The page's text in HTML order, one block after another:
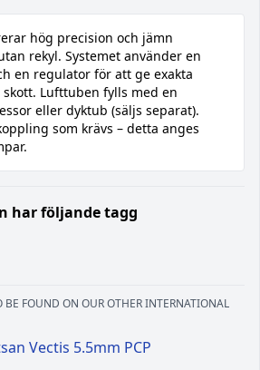
hög precision och jämn
rekyl. Systemet använder en
en regulator för att ge exakta
Lufttuben fylls med en
eller dyktub (säljs separat).
som krävs – detta anges
har följande tagg
BE FOUND ON OUR OTHER INTERNATIONAL
Vectis 5.5mm PCP